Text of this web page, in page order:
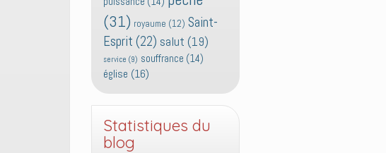
(31) royaume (12) Saint-
Esprit (22) salut (19)
service (9) souffrance (14)
église (16)
Statistiques du
blog